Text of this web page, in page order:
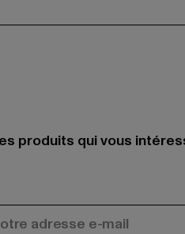
produits qui vous